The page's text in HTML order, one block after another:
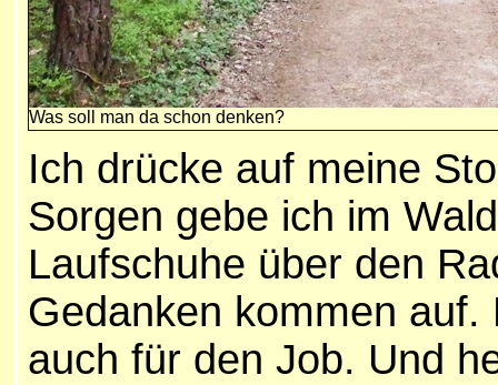
Was soll man da schon denken?
Ich drücke auf meine
Sorgen gebe ich im
Laufschuhe über den
Gedanken kommen
auch für den Job. Und